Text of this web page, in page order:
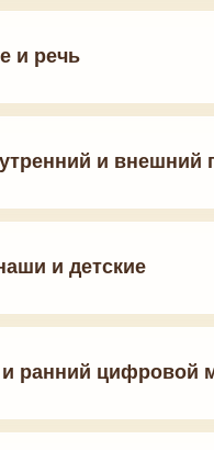
и речь
и внешний
и детские
ранний цифровой